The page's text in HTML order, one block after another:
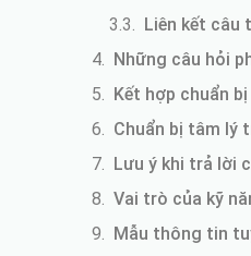
Liên kết câu
Những câu hỏi
Kết hợp chuẩn
Chuẩn bị tâm lý
Lưu ý khi trả lời
Vai trò của kỹ
Mẫu thông tin